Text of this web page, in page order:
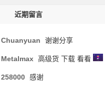
近期留言
Chuanyuan 谢谢分享
Metalmax 高级货 下载 看看
258000 感谢